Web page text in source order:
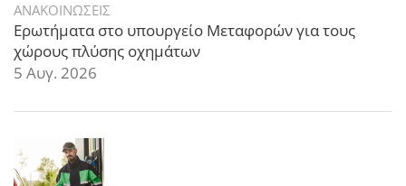
ΑΝΑΚΟΙΝΩΣΕΙΣ
Ερωτήματα στο υπουργείο Μεταφορών για τους
χώρους πλύσης οχημάτων
5 Αυγ. 2026